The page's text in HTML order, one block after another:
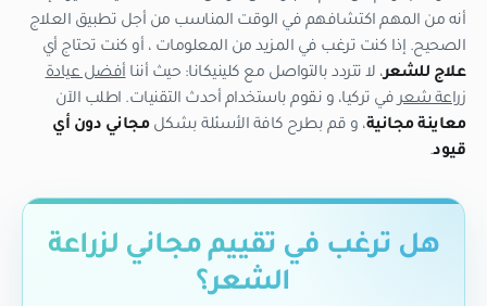
أنه من المهم اكتشافهم في الوقت المناسب من أجل تطبيق العلاج
الصحيح. إذا كنت ترغب في المزيد من المعلومات ، أو كنت تحتاج أي
علاج للشعر، لا تتردد بالتواصل مع كلينيكانا: حيث أنناأفضل عيادة
زراعة شعر في تركيا، و نقوم باستخدام أحدث التقنيات. اطلب الآن
معاينة مجانية، و قم بطرح كافة الأسئلة بشكلمجاني دون أي
قيود.
هل ترغب في تقييم مجاني لزراعة
الشعر؟